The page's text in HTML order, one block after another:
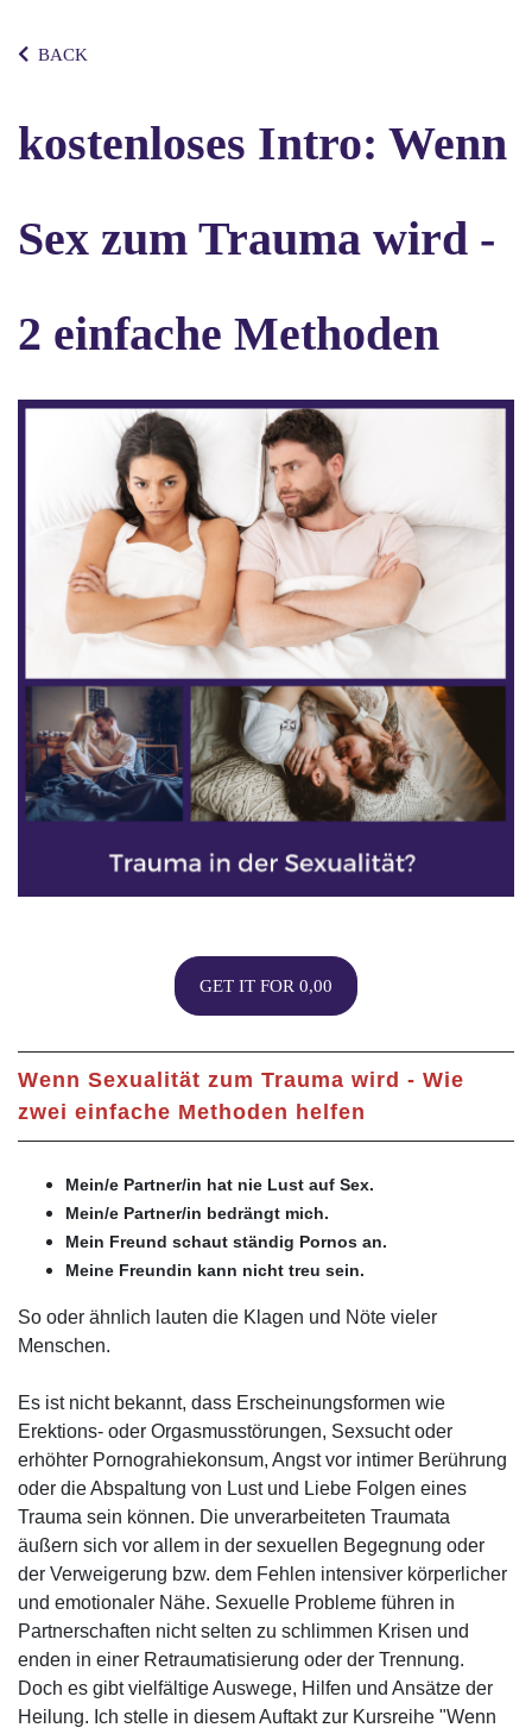
BACK
kostenloses Intro: Wenn
Sex zum Trauma wird -
2 einfache Methoden
GET IT FOR 0,00
Wenn Sexualität zum Trauma wird - Wie
zwei einfache Methoden helfen
Mein/e Partner/in hat nie Lust auf Sex.
Mein/e Partner/in bedrängt mich.
Mein Freund schaut ständig Pornos an.
Meine Freundin kann nicht treu sein.
So oder ähnlich lauten die Klagen und Nöte vieler
Menschen.
Es ist nicht bekannt, dass Erscheinungsformen wie
Erektions- oder Orgasmusstörungen, Sexsucht oder
erhöhter Pornograhiekonsum, Angst vor intimer Berührung
oder die Abspaltung von Lust und Liebe Folgen eines
Trauma sein können. Die unverarbeiteten Traumata
äußern sich vor allem in der sexuellen Begegnung oder
der Verweigerung bzw. dem Fehlen intensiver körperlicher
und emotionaler Nähe. Sexuelle Probleme führen in
Partnerschaften nicht selten zu schlimmen Krisen und
enden in einer Retraumatisierung oder der Trennung.
Doch es gibt vielfältige Auswege, Hilfen und Ansätze der
Heilung. Ich stelle in diesem Auftakt zur Kursreihe "Wenn